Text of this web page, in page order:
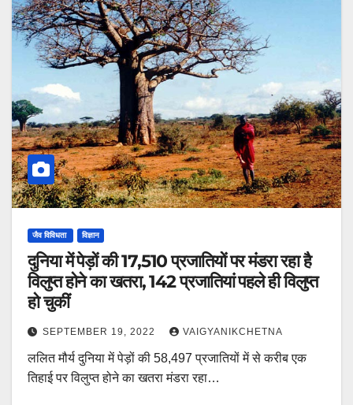
जैव विविधता विज्ञान
दुनिया में पेड़ों की 17,510 प्रजातियों पर मंडरा रहा है
विलुप्त होने का खतरा, 142 प्रजातियां पहले ही विलुप्त
हो चुकीं
SEPTEMBER 19, 2022 VAIGYANIKCHETNA
ललित मौर्य दुनिया में पेड़ों की 58,497 प्रजातियों में से करीब एक
तिहाई पर विलुप्त होने का खतरा मंडरा रहा…